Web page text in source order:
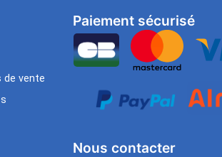
de vente
Paiement sécurisé
Nous contacter